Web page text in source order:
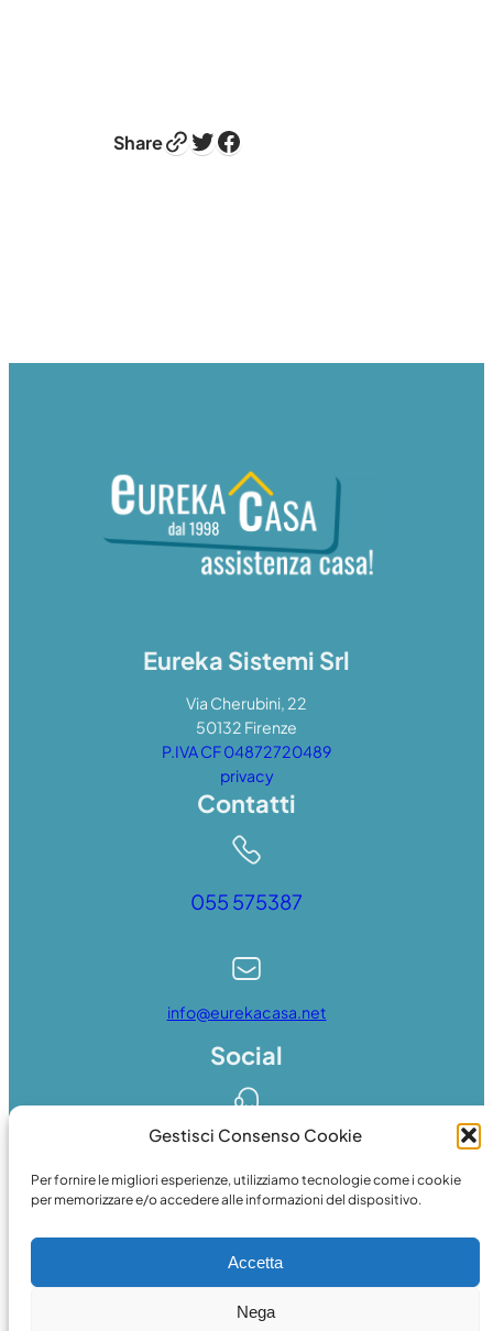
Gestisci Consenso Cookie
Per fornire le migliori esperienze, utilizziamo tecnologie come i cookie
per memorizzare e/o accedere alle informazioni del dispositivo.
Accetta
Nega
ShareLink Twitter Facebook
Eureka Sistemi Srl
Via Cherubini, 22
50132 Firenze
P.IVA CF 04872720489
privacy
Contatti
055 575387
info@eurekacasa.net
Social
Facebook